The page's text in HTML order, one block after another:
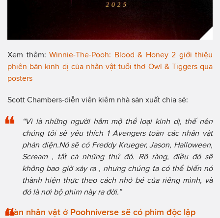
Xem thêm: Winnie-The-Pooh: Blood & Honey 2 giới thiệu
phiên bản kinh dị của nhân vật tuổi thơ Owl & Tiggers qua
posters
Scott Chambers-diễn viên kiêm nhà sản xuất chia sẻ:
“Vì là những người hâm mộ thể loại kinh dị, thế nên
chúng tôi sẽ yêu thích 1 Avengers toàn các nhân vật
phản diện.Nó sẽ có Freddy Krueger, Jason, Halloween,
Scream , tất cả những thứ đó. Rõ ràng, điều đó sẽ
không bao giờ xảy ra , nhưng chúng ta có thể biến nó
thành hiện thực theo cách nhỏ bé của riêng mình, và
đó là nơi bộ phim này ra đời.”
Dàn nhân vật ở Poohniverse sẽ có phim độc lập